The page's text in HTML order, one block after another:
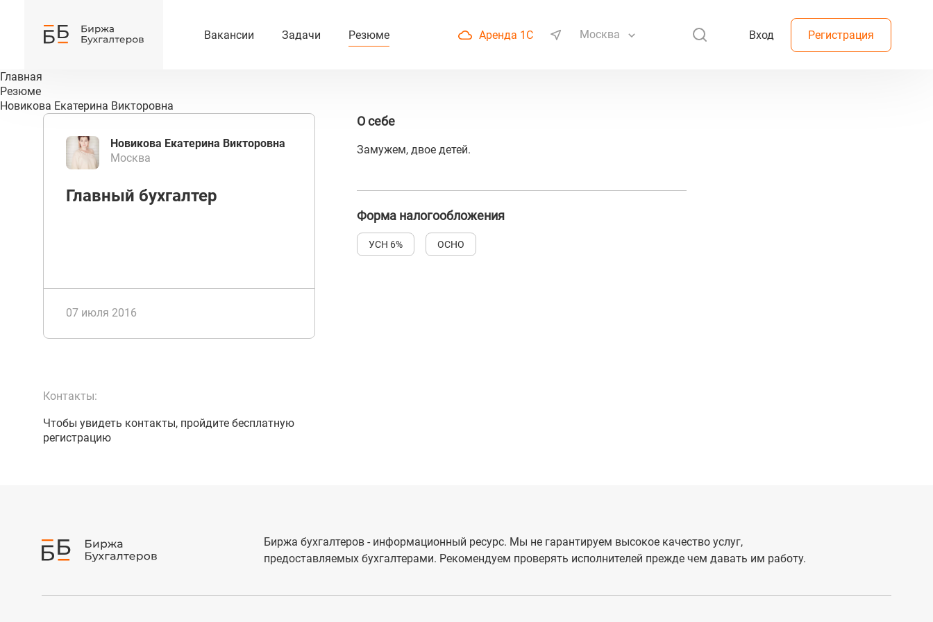
Вакансии Задачи Резюме Аренда 1С Москва Вход Регистрация
Главная
Резюме
Новикова Екатерина Викторовна
Новикова Екатерина Викторовна
Москва
Главный бухгалтер
07 июля 2016
Контакты:
Чтобы увидеть контакты, пройдите бесплатную
регистрацию
О себе
Замужем, двое детей.
Форма налогообложения
УСН 6% ОСНО
Биржа бухгалтеров - информационный ресурс. Мы не гарантируем высокое качество услуг,
предоставляемых бухгалтерами. Рекомендуем проверять исполнителей прежде чем давать им работу.